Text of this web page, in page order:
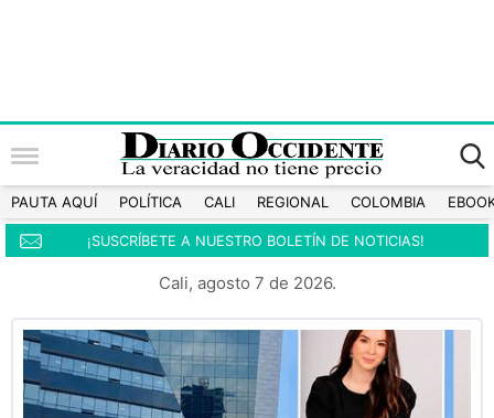
PAUTA AQUÍ POLÍTICA CALI REGIONAL COLOMBIA
¡SUSCRÍBETE A NUESTRO BOLETÍN DE NOTICIAS!
Cali, agosto 7 de 2026.